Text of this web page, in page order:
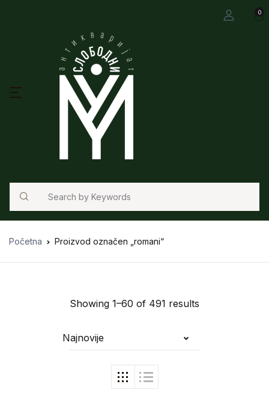
0
Search
Početna Proizvod označen „romani“
Showing 1–60 of 491 results
Najnovije